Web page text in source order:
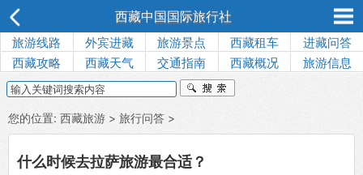
西藏中国国际旅行社
旅游线路 外宾进藏 旅游景点 西藏租车
进藏问答
西藏攻略
西藏天气 交通指南 西藏概况 旅游信息
您的位置: 西藏旅游 > 旅行问答 >
什么时候去拉萨旅游最合适？